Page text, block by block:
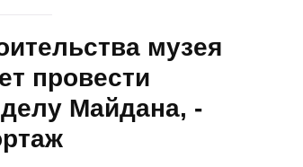
музея
провести
Майдана, -